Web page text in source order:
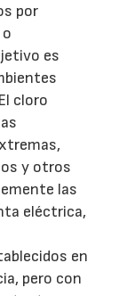
por
es
cloro
y otros
las
eléctrica,
en
pero con